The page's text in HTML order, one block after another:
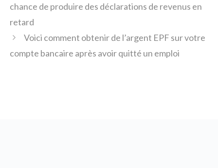
chance de produire des déclarations de revenus en
retard
Voici comment obtenir de l’argent EPF sur votre
compte bancaire après avoir quitté un emploi